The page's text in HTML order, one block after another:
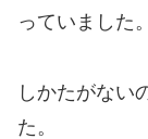
っていました。
しかたがない
た。